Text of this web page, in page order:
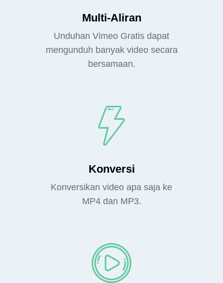
Multi-Aliran
Unduhan Vimeo Gratis dapat
mengunduh banyak video secara
bersamaan.
Konversi
Konversikan video apa saja ke
MP4 dan MP3.